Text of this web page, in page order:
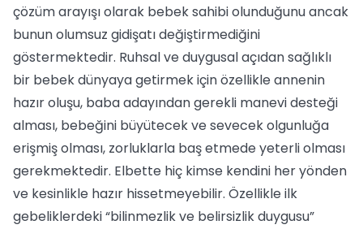
çözüm arayışı olarak bebek sahibi olunduğunu ancak
bunun olumsuz gidişatı değiştirmediğini
göstermektedir. Ruhsal ve duygusal açıdan sağlıklı
bir bebek dünyaya getirmek için özellikle annenin
hazır oluşu, baba adayından gerekli manevi desteği
alması, bebeğini büyütecek ve sevecek olgunluğa
erişmiş olması, zorluklarla baş etmede yeterli olması
gerekmektedir. Elbette hiç kimse kendini her yönden
ve kesinlikle hazır hissetmeyebilir. Özellikle ilk
gebeliklerdeki “bilinmezlik ve belirsizlik duygusu”